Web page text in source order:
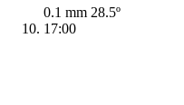
0.1 mm 28.5º
17:00